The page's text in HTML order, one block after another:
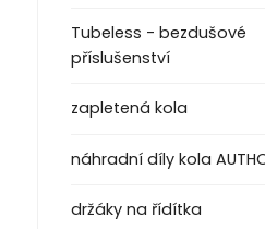
Tubeless - bezdušové
příslušenství
zapletená kola
náhradní díly kola
držáky na řídítka